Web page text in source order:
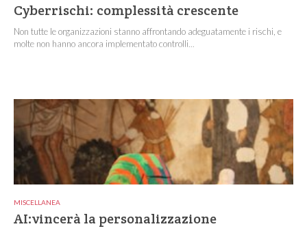
Cyberrischi: complessità crescente
Non tutte le organizzazioni stanno affrontando adeguatamente i rischi, e
molte non hanno ancora implementato controlli...
MISCELLANEA
AI:vincerà la personalizzazione